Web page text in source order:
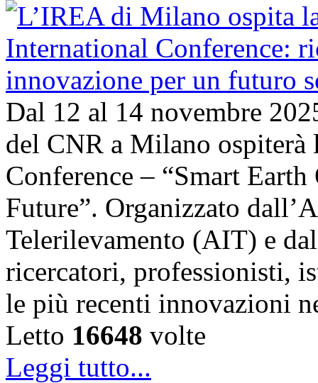
Dal 12 al 14 novembre
del CNR a Milano
Conference – “Smart
Future”. Organizzato
Telerilevamento (AIT) e
ricercatori, professionisti,
le più recenti innovazioni
Letto 16648 volte
Leggi tutto...